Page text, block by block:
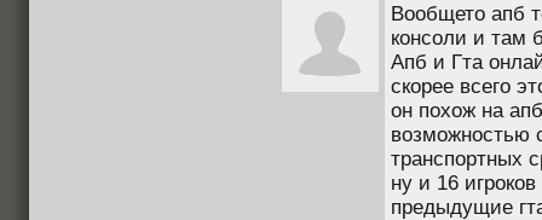
Вообщето апб
консоли и там
Апб и Гта
скорее всего
он похож на
возможностью
транспортных
ну и 16
предыдущие